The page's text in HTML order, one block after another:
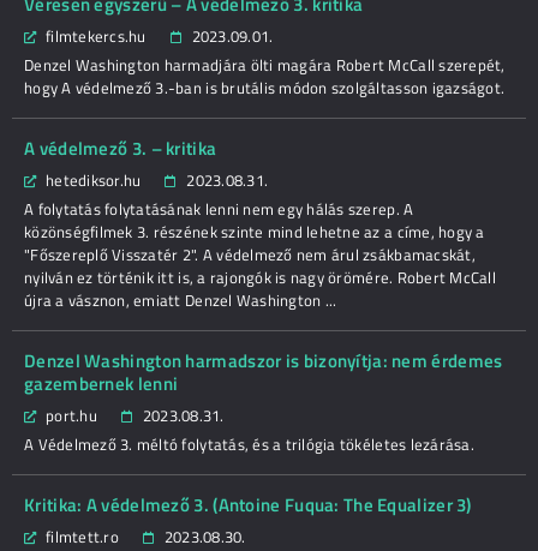
filmtekercs.hu
2023.09.01.
Denzel Washington harmadjára ölti magára Robert McCall szerepét,
hogy A védelmező 3.-ban is brutális módon szolgáltasson igazságot.
A védelmező 3. – kritika
hetediksor.hu
2023.08.31.
A folytatás folytatásának lenni nem egy hálás szerep. A
közönségfilmek 3. részének szinte mind lehetne az a címe, hogy a
"Főszereplő Visszatér 2". A védelmező nem árul zsákbamacskát,
nyilván ez történik itt is, a rajongók is nagy örömére. Robert McCall
újra a vásznon, emiatt Denzel Washington ...
Denzel Washington harmadszor is bizonyítja: nem érdemes
gazembernek lenni
port.hu
2023.08.31.
A Védelmező 3. méltó folytatás, és a trilógia tökéletes lezárása.
Kritika: A védelmező 3. (Antoine Fuqua: The Equalizer 3)
filmtett.ro
2023.08.30.